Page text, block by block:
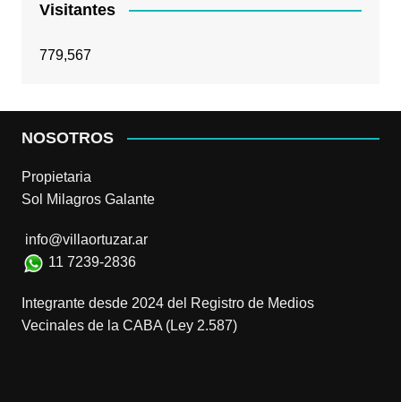
Visitantes
779,567
NOSOTROS
Propietaria
Sol Milagros Galante
info@villaortuzar.ar
11 7239-2836
Integrante desde 2024 del Registro de Medios
Vecinales de la CABA (Ley 2.587)